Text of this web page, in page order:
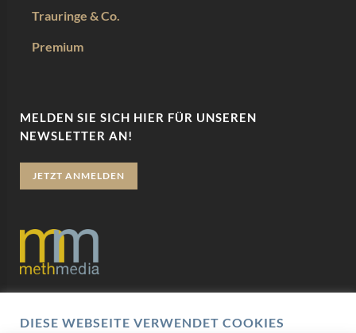
Trauringe & Co.
Premium
MELDEN SIE SICH HIER FÜR UNSEREN
NEWSLETTER AN!
JETZT ANMELDEN
DIESE WEBSEITE VERWENDET COOKIES